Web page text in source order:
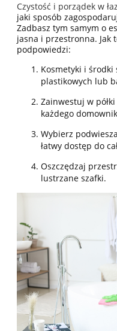
Czystość i porządek w
jaki sposób
Zadbasz tym samym o
jasna i przestronna. Jak
podpowiedzi:
Kosmetyki i
plastikowych lub
Zainwestuj w
każdego
Wybierz
łatwy dostęp do
Oszczędzaj
lustrzane szafki.